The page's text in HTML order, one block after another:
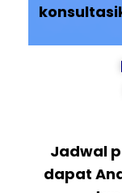
Jadwal
dapat